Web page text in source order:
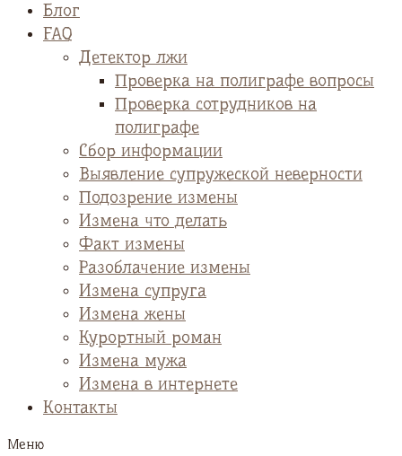
Блог
FAQ
Детектор лжи
Проверка на полиграфе вопросы
Проверка сотрудников на
полиграфе
Сбор информации
Выявление супружеской неверности
Подозрение измены
Измена что делать
Факт измены
Разоблачение измены
Измена супруга
Измена жены
Курортный роман
Измена мужа
Измена в интернете
Контакты
Меню